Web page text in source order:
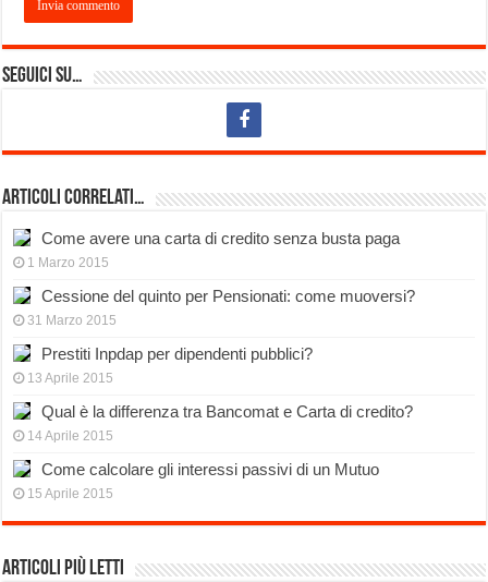
Seguici su…
Articoli Correlati…
Come avere una carta di credito senza busta paga
1 Marzo 2015
Cessione del quinto per Pensionati: come muoversi?
31 Marzo 2015
Prestiti Inpdap per dipendenti pubblici?
13 Aprile 2015
Qual è la differenza tra Bancomat e Carta di credito?
14 Aprile 2015
Come calcolare gli interessi passivi di un Mutuo
15 Aprile 2015
Articoli più Letti